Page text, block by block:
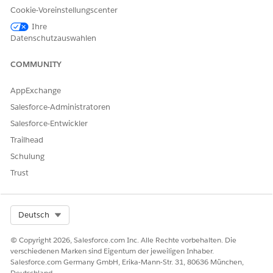
Einstein Relationship Insights component, Einstein is
To open a record, click
KONNTEN SIE IHR PROBLEM MITHILFE DIESES ARTIKELS
Cookie-Voreinstellungscenter
Ihre
Datenschutzauswahlen
COMMUNITY
AppExchange
Salesforce-Administratoren
Salesforce-Entwickler
Trailhead
Schulung
Trust
Deutsch
© Copyright 2026, Salesforce.com Inc. Alle Rechte vorbehalten. Die
verschiedenen Marken sind Eigentum der jeweiligen Inhaber.
Salesforce.com Germany GmbH, Erika-Mann-Str. 31, 80636 München,